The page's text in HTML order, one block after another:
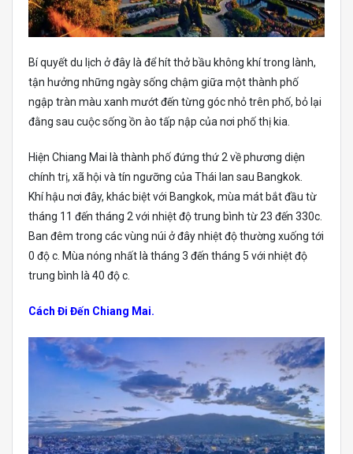
Bí quyết du lịch ở đây là để hít thở bầu không khí trong lành,
tận hưởng những ngày sống chậm giữa một thành phố
ngập tràn màu xanh mướt đến từng góc nhỏ trên phố, bỏ lại
đằng sau cuộc sống ồn ào tấp nập của nơi phố thị kia.
Hiện Chiang Mai là thành phố đứng thứ 2 về phương diện
chính trị, xã hội và tín ngưỡng của Thái lan sau Bangkok.
Khí hậu nơi đây, khác biệt với Bangkok, mùa mát bắt đầu từ
tháng 11 đến tháng 2 với nhiệt độ trung bình từ 23 đến 330c.
Ban đêm trong các vùng núi ở đây nhiệt độ thường xuống tới
0 độ c. Mùa nóng nhất là tháng 3 đến tháng 5 với nhiệt độ
trung bình là 40 độ c.
Cách Đi Đến Chiang Mai.